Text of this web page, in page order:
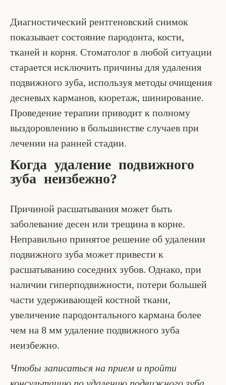
Диагностический рентгеновский снимок
показывает состояние пародонта, кости,
тканей и корня. Стоматолог в любой ситуации
старается исключить причины для удаления
подвижного зуба, используя методы очищения
десневых карманов, кюретаж, шинирование.
Проведение терапии приводит к полному
выздоровлению в большинстве случаев при
лечении на ранней стадии.
Когда удаление подвижного
зуба неизбежно?
Причиной расшатывания может быть
заболевание десен или трещина в корне.
Неправильно принятое решение об удалении
подвижного зуба может привести к
расшатыванию соседних зубов. Однако, при
наличии гиперподвижности, потери большей
части удерживающей костной ткани,
увеличение пародонтального кармана более
чем на 8 мм удаление подвижного зуба
неизбежно.
Чтобы записаться на прием и пройти
консультацию по удалению подвижного зуба,